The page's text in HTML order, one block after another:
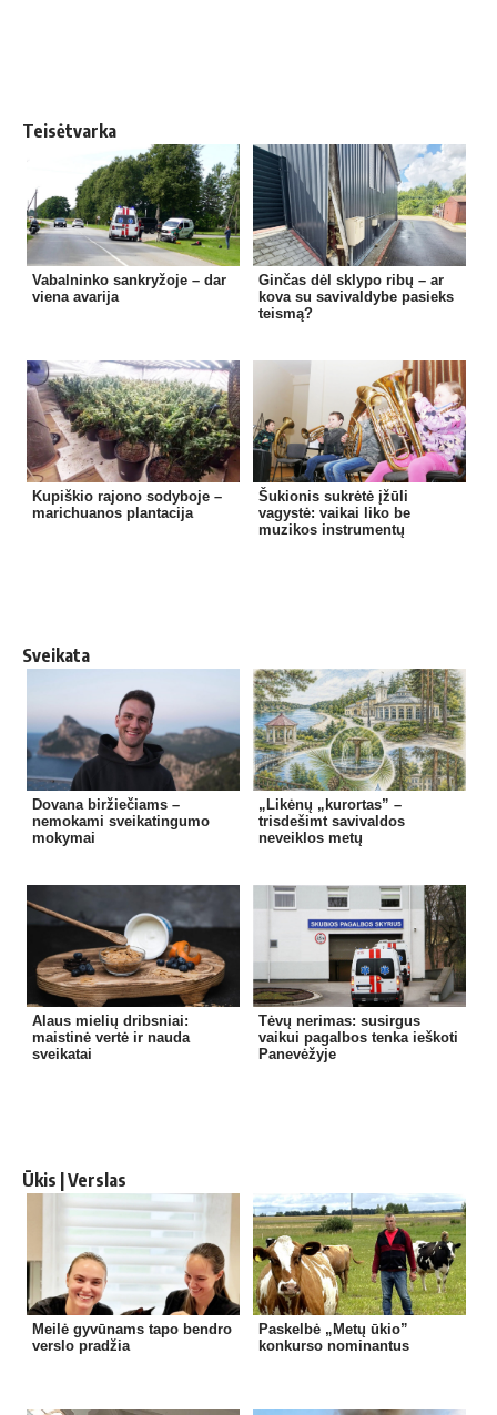
Teisėtvarka
Vabalninko sankryžoje – dar
viena avarija
Ginčas dėl sklypo ribų – ar
kova su savivaldybe pasieks
teismą?
Kupiškio rajono sodyboje –
marichuanos plantacija
Šukionis sukrėtė įžūli
vagystė: vaikai liko be
muzikos instrumentų
Sveikata
Dovana biržiečiams –
nemokami sveikatingumo
mokymai
„Likėnų „kurortas” –
trisdešimt savivaldos
neveiklos metų
Alaus mielių dribsniai:
maistinė vertė ir nauda
sveikatai
Tėvų nerimas: susirgus
vaikui pagalbos tenka ieškoti
Panevėžyje
Ūkis | Verslas
Meilė gyvūnams tapo bendro
verslo pradžia
Paskelbė „Metų ūkio”
konkurso nominantus